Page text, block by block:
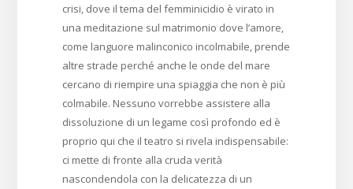
crisi, dove il tema del femminicidio è virato in
una meditazione sul matrimonio dove l’amore,
come languore malinconico incolmabile, prende
altre strade perché anche le onde del mare
cercano di riempire una spiaggia che non è più
colmabile. Nessuno vorrebbe assistere alla
dissoluzione di un legame così profondo ed è
proprio qui che il teatro si rivela indispensabile:
ci mette di fronte alla cruda verità
nascondendola con la delicatezza di un